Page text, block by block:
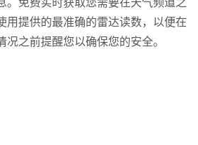
用提供的最准确的雷达读数，以便在
之前提醒您以确保您的安全。